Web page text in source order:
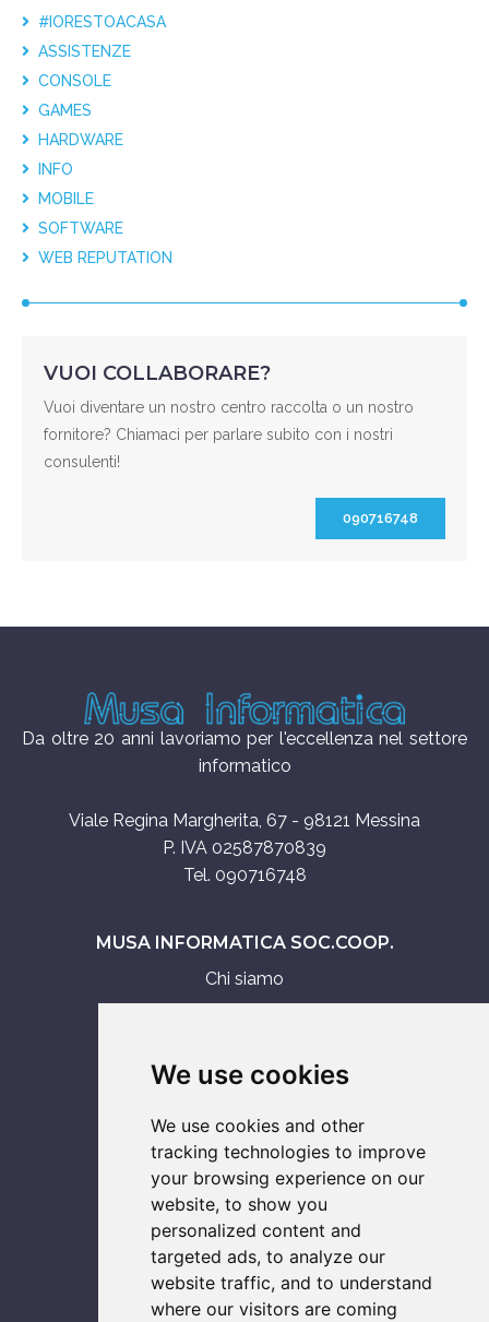
We use cookies
We use cookies and other
tracking technologies to improve
your browsing experience on our
website, to show you
personalized content and
targeted ads, to analyze our
website traffic, and to understand
where our visitors are coming
#IORESTOACASA
ASSISTENZE
CONSOLE
GAMES
HARDWARE
INFO
MOBILE
SOFTWARE
WEB REPUTATION
VUOI COLLABORARE?
Vuoi diventare un nostro centro raccolta o un nostro
fornitore? Chiamaci per parlare subito con i nostri
consulenti!
090716748
Da oltre 20 anni lavoriamo per l'eccellenza nel settore
informatico
Viale Regina Margherita, 67 - 98121 Messina
P. IVA 02587870839
Tel. 090716748
MUSA INFORMATICA SOC.COOP.
Chi siamo
Vendita
ASSISTENZA SU
Computer
Console
Smartphone
Notebook